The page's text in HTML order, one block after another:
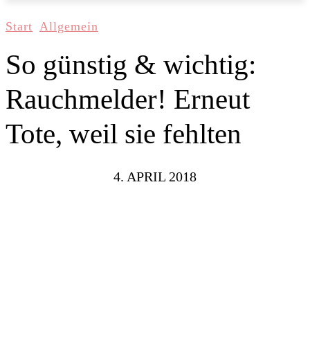
Start Allgemein
So günstig & wichtig:
Rauchmelder! Erneut
Tote, weil sie fehlten
4. APRIL 2018